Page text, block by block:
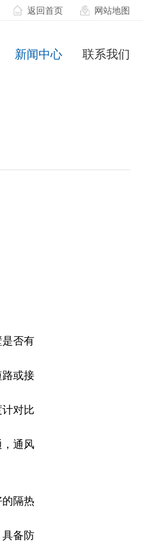
返回首页 网站地图
新闻中心 联系我们
否有
或接
对比
通风
隔热
备防